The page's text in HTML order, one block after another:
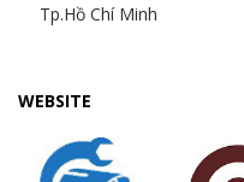
Tp.Hồ Chí Minh
WEBSITE